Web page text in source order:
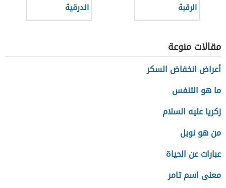
الرقبة
الدرقية
مقالات منوعة
أعراض انخفاض السكر
ما هو التنفس
زكريا عليه السلام
من هو نوبل
عبارات عن الحياة
معنى اسم تامر